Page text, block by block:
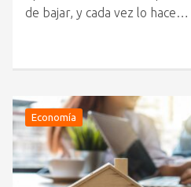
de bajar, y cada vez lo hace…
Economía